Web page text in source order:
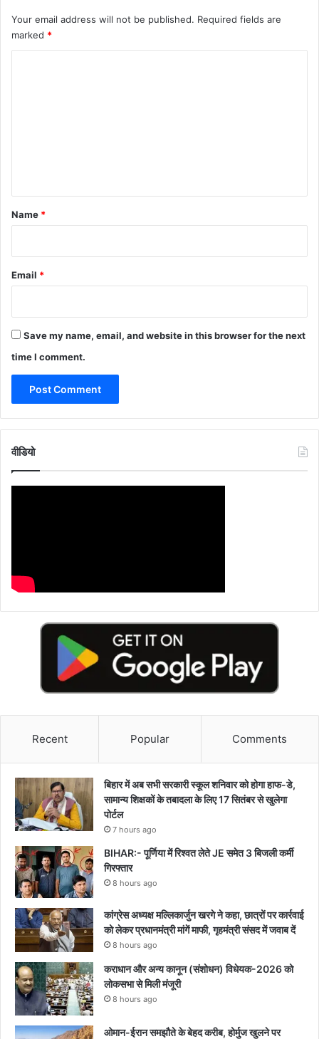
Your email address will not be published. Required fields are
marked *
*
Name *
Email *
Save my name, email, and website in this browser for the next
time I comment.
वीडियो
Recent Popular Comments
बिहार में अब सभी सरकारी स्कूल शनिवार को होगा हाफ-डे,
सामान्य शिक्षकों के तबादला के लिए 17 सितंबर से खुलेगा
पोर्टल
7 hours ago
BIHAR:- पूर्णिया में रिश्वत लेते JE समेत 3 बिजली कर्मी
गिरफ्तार
8 hours ago
कांग्रेस अध्यक्ष मल्लिकार्जुन खरगे ने कहा, छात्रों पर कार्रवाई
को लेकर प्रधानमंत्री मांगें माफी, गृहमंत्री संसद में जवाब दें
8 hours ago
कराधान और अन्य कानून (संशोधन) विधेयक-2026 को
लोकसभा से मिली मंजूरी
8 hours ago
ओमान-ईरान समझौते के बेहद करीब, होर्मुज खुलने पर